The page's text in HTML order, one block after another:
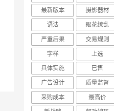
最新版本
摄影器材
语法
眼花缭乱
严重后果
交易规则
字样
上选
具体实施
已售
广告设计
质量监督
采购成本
最高价